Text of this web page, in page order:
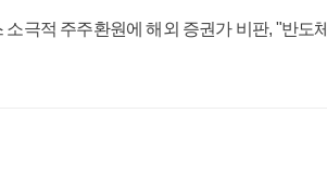
극적 주주환원에 해외 증권가 비판, "반도체